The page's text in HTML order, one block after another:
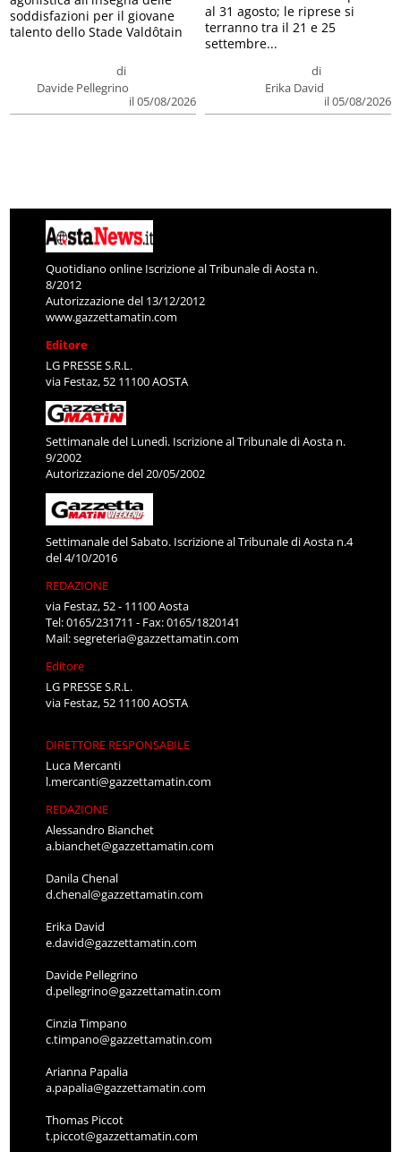
di
Davide Pellegrino
il 05/08/2026
soddisfazioni per il giovane
talento dello Stade Valdôtain
di
Erika David
il 05/08/2026
al 31 agosto; le riprese si
terranno tra il 21 e 25
settembre...
Quotidiano online Iscrizione al Tribunale di Aosta n.
8/2012
Autorizzazione del 13/12/2012
www.gazzettamatin.com
Editore
LG PRESSE S.R.L.
via Festaz, 52 11100 AOSTA
Settimanale del Lunedì. Iscrizione al Tribunale di Aosta n.
9/2002
Autorizzazione del 20/05/2002
Settimanale del Sabato. Iscrizione al Tribunale di Aosta n.4
del 4/10/2016
REDAZIONE
via Festaz, 52 - 11100 Aosta
Tel: 0165/231711 - Fax: 0165/1820141
Mail:segreteria@gazzettamatin.com
Editore
LG PRESSE S.R.L.
via Festaz, 52 11100 AOSTA
DIRETTORE RESPONSABILE
Luca Mercanti
l.mercanti@gazzettamatin.com
REDAZIONE
Alessandro Bianchet
a.bianchet@gazzettamatin.com
Danila Chenal
d.chenal@gazzettamatin.com
Erika David
e.david@gazzettamatin.com
Davide Pellegrino
d.pellegrino@gazzettamatin.com
Cinzia Timpano
c.timpano@gazzettamatin.com
Arianna Papalia
a.papalia@gazzettamatin.com
Thomas Piccot
t.piccot@gazzettamatin.com